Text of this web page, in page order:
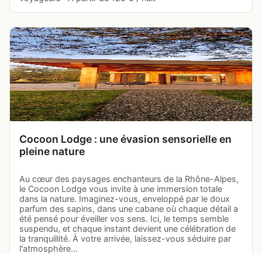
Cocoon Lodge : une évasion sensorielle en
pleine nature
Au cœur des paysages enchanteurs de la Rhône-Alpes,
le Cocoon Lodge vous invite à une immersion totale
dans la nature. Imaginez-vous, enveloppé par le doux
parfum des sapins, dans une cabane où chaque détail a
été pensé pour éveiller vos sens. Ici, le temps semble
suspendu, et chaque instant devient une célébration de
la tranquillité. À votre arrivée, laissez-vous séduire par
l'atmosphère…